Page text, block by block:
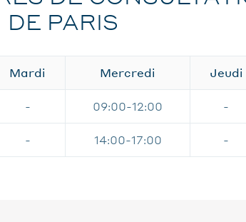
PARIS
Mardi Mercredi Jeudi
- 09:00-12:00 -
- 14:00-17:00 -